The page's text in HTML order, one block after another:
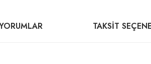
TAKSIT